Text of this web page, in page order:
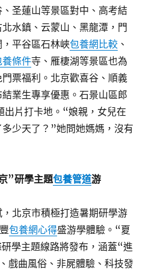
圣蓮山等景區對中、高考結
水鎮、云蒙山、黑龍潭，門
平谷區石林峽包養網比較 、
養條件寺、雁棲湖等景區也為
票福利。北京歡喜谷、順義
業生專享優惠。石景山區郎
出片打卡地。“娘親，女兒在
少天了？”她問她媽媽，沒有
”研學主題包養管道游
北京市積極打造暑期研學游
包養網心得盛游學體驗。“夏
學主題線路將發布，涵蓋“進
戲曲風俗、非屍體驗、科技發